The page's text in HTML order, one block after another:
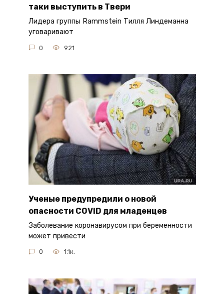
таки выступить в Твери
Лидера группы Rammstein Тилля Линдеманна
уговаривают
0 921
Ученые предупредили о новой
опасности COVID для младенцев
Заболевание коронавирусом при беременности
может привести
0 1.1к.